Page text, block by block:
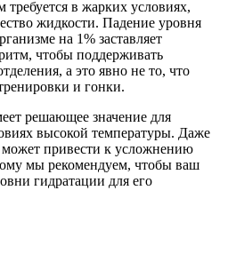
требуется в жарких условиях,
жидкости. Падение уровня
на 1% заставляет
чтобы поддерживать
а это явно не то, что
и гонки.
решающее значение для
высокой температуры. Даже
привести к усложнению
мы рекомендуем, чтобы ваш
гидратации для его